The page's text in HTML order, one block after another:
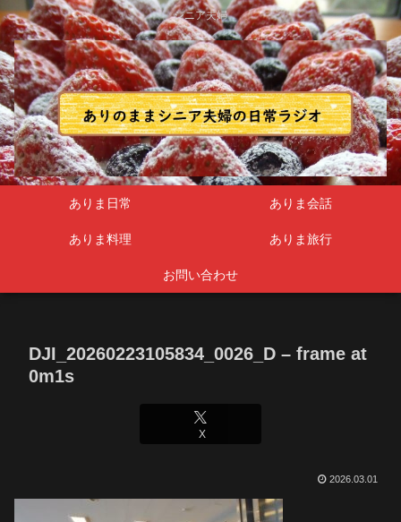
シニア夫婦
ありま日常 ありま会話
ありま料理 ありま旅行
お問い合わせ
DJI_20260223105834_0026_D – frame at
0m1s
X
2026.03.01